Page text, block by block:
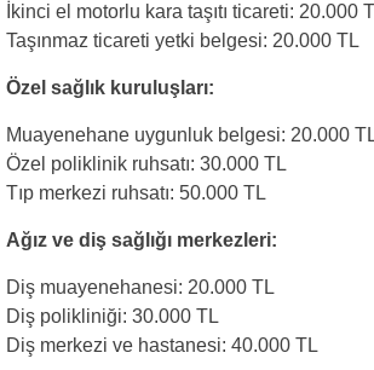
İkinci el motorlu kara taşıtı ticareti: 20.000
Taşınmaz ticareti yetki belgesi: 20.000 TL
Özel sağlık kuruluşları:
Muayenehane uygunluk belgesi: 20.000
Özel poliklinik ruhsatı: 30.000 TL
Tıp merkezi ruhsatı: 50.000 TL
Ağız ve diş sağlığı merkezleri:
Diş muayenehanesi: 20.000 TL
Diş polikliniği: 30.000 TL
Diş merkezi ve hastanesi: 40.000 TL